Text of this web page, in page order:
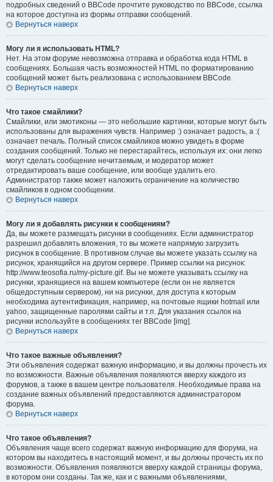
подробных сведений о BBCode прочтите руководство по BBCode, ссылка
на которое доступна из формы отправки сообщений.
Вернуться наверх
Могу ли я использовать HTML?
Нет. На этом форуме невозможна отправка и обработка кода HTML в
сообщениях. Большая часть возможностей HTML по форматированию
сообщений может быть реализована с использованием BBCode.
Вернуться наверх
Что такое смайлики?
Смайлики, или эмотиконы — это небольшие картинки, которые могут быть
использованы для выражения чувств. Например :) означает радость, а :(
означает печаль. Полный список смайликов можно увидеть в форме
создания сообщений. Только не перестарайтесь, используя их: они легко
могут сделать сообщение нечитаемым, и модератор может
отредактировать ваше сообщение, или вообще удалить его.
Администратор также может наложить ограничение на количество
смайликов в одном сообщении.
Вернуться наверх
Могу ли я добавлять рисунки к сообщениям?
Да, вы можете размещать рисунки в сообщениях. Если администратор
разрешил добавлять вложения, то вы можете напрямую загрузить
рисунок в сообщение. В противном случае вы можете указать ссылку на
рисунок, хранящийся на другом сервере. Пример ссылки на рисунок:
http://www.teosofia.ru/my-picture.gif. Вы не можете указывать ссылку на
рисунки, хранящиеся на вашем компьютере (если он не является
общедоступным сервером), ни на рисунки, для доступа к которым
необходима аутентификация, например, на почтовые ящики hotmail или
yahoo, защищенные паролями сайты и т.п. Для указания ссылок на
рисунки используйте в сообщениях тег BBCode [img].
Вернуться наверх
Что такое важные объявления?
Эти объявления содержат важную информацию, и вы должны прочесть их
по возможности. Важные объявления появляются вверху каждого из
форумов, а также в вашем центре пользователя. Необходимые права на
создание важных объявлений предоставляются администратором
форума.
Вернуться наверх
Что такое объявления?
Объявления чаще всего содержат важную информацию для форума, на
котором вы находитесь в настоящий момент, и вы должны прочесть их по
возможности. Объявления появляются вверху каждой страницы форума,
в котором они созданы. Так же, как и с важными объявлениями,